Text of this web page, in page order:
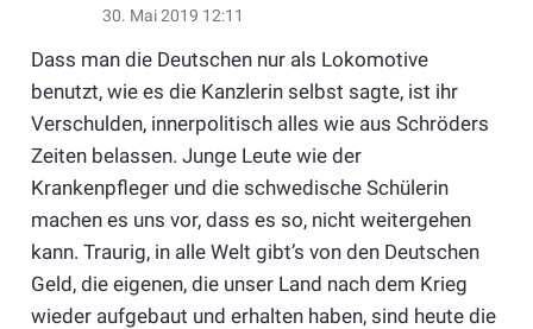
30. Mai 2019 12:11
Dass man die Deutschen nur als Lokomotive
benutzt, wie es die Kanzlerin selbst sagte, ist ihr
Verschulden, innerpolitisch alles wie aus Schröders
Zeiten belassen. Junge Leute wie der
Krankenpfleger und die schwedische Schülerin
machen es uns vor, dass es so, nicht weitergehen
kann. Traurig, in alle Welt gibt’s von den Deutschen
Geld, die eigenen, die unser Land nach dem Krieg
wieder aufgebaut und erhalten haben, sind heute die